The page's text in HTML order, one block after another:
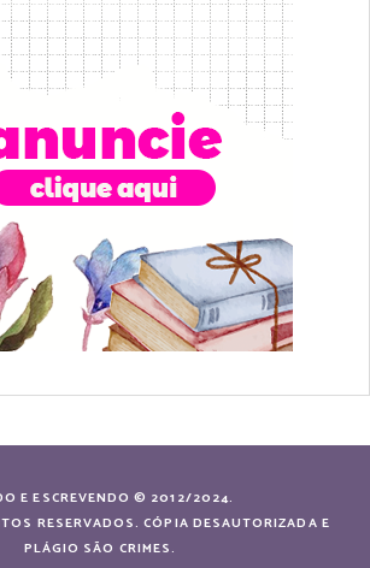
E ESCREVENDO © 2012/2024.
RESERVADOS. CÓPIA DESAUTORIZADA E
PLÁGIO SÃO CRIMES.